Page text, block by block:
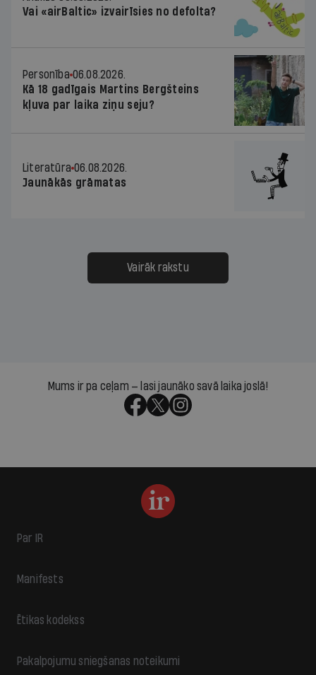
Vai «airBaltic» izvairīsies no defolta?
Personība 06.08.2026.
Kā 18 gadīgais Martins Bergšteins
kļuva par laika ziņu seju?
Literatūra 06.08.2026.
Jaunākās grāmatas
Vairāk rakstu
Mums ir pa ceļam — lasi jaunāko savā laika joslā!
Par IR
Manifests
Ētikas kodekss
Pakalpojumu sniegšanas noteikumi